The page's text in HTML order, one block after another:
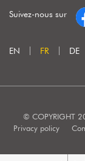
Suivez-nous sur
EN FR DE
© COPYRIGHT
Privacy policy